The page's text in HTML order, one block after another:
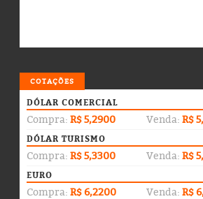
COTAÇÕES
DÓLAR COMERCIAL
Compra: R$ 5,2900 Venda: R$
DÓLAR TURISMO
Compra: R$ 5,3300 Venda: R$
EURO
Compra: R$ 6,2200 Venda: R$